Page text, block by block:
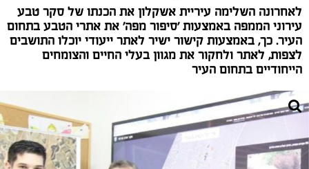
לאחרונה השלימה עיריית אשקלון את הכנתו של סקר טבע
עירוני הממפה באמצעות 'סיפור מפה' את אתרי הטבע בתחום
העיר. כך, באמצעות קישור ישיר לאתר ייעודי יוכלו התושבים
לצפות, לאתר ולחקור את מגוון בעלי החיים והצומחים
הייחודיים בתחום העיר